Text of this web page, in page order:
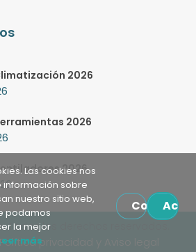
2026
2026
2026
Todos los derechos reservados.
Política privacidad y Aviso legal
Las cookies nos
sobre
nuestro sitio web,
podamos
la mejor
más